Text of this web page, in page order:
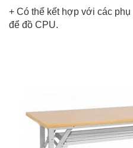
+ Có thể kết hợp với các
để đồ CPU.